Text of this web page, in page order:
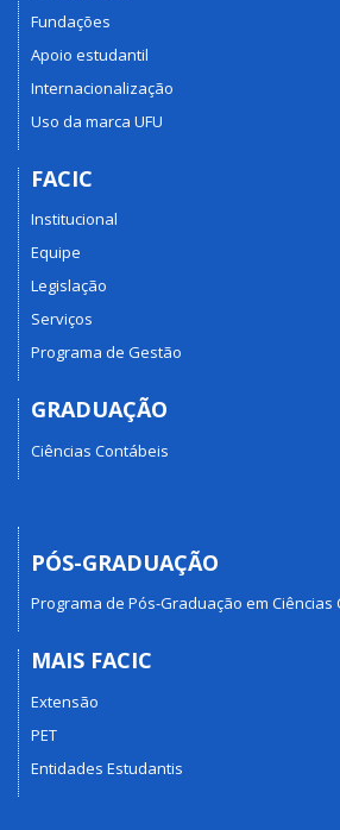
Fundações
Apoio estudantil
Internacionalização
Uso da marca UFU
FACIC
Institucional
Equipe
Legislação
Serviços
Programa de Gestão
GRADUAÇÃO
Ciências Contábeis
PÓS-GRADUAÇÃO
Programa de Pós-Graduação em Ciências
MAIS FACIC
Extensão
PET
Entidades Estudantis